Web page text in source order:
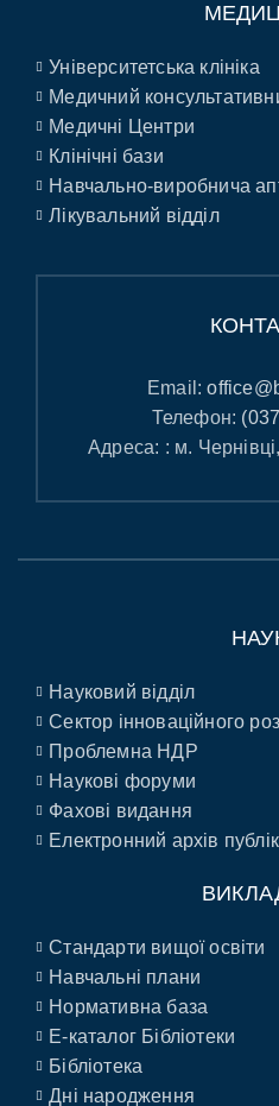
Університетська клініка
Медичний
Медичні Центри
Клінічні бази
Навчально-виробнича
Лікувальний відділ
Email:
Телефон:
Адреса: : м.
Науковий відділ
Сектор інноваційного
Проблемна НДР
Наукові форуми
Фахові видання
Електронний архів
Стандарти вищої освіти
Навчальні плани
Нормативна база
E-каталог Бібліотеки
Бібліотека
Дні народження